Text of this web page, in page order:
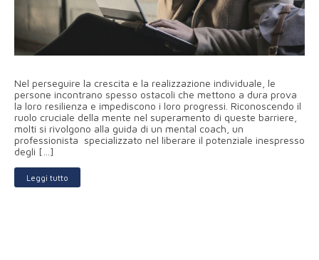
Nel perseguire la crescita e la realizzazione individuale, le
persone incontrano spesso ostacoli che mettono a dura prova
la loro resilienza e impediscono i loro progressi. Riconoscendo il
ruolo cruciale della mente nel superamento di queste barriere,
molti si rivolgono alla guida di un mental coach, un
professionista specializzato nel liberare il potenziale inespresso
degli […]
Leggi tutto